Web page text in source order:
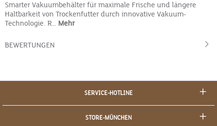
Smarter Vakuumbehälter für maximale Frische und längere
Haltbarkeit von Trockenfutter durch innovative Vakuum-
Technologie. R… Mehr
BEWERTUNGEN
SERVICE-HOTLINE
STORE-MÜNCHEN